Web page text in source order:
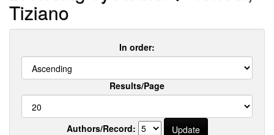
Tiziano
In order:
Results/Page
Authors/Record: